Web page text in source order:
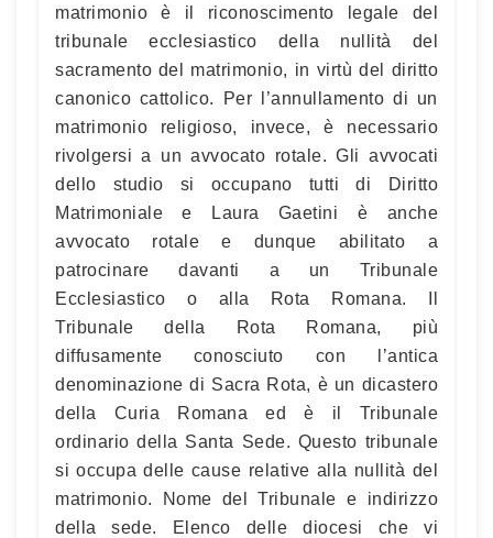
matrimonio è il riconoscimento legale del
tribunale ecclesiastico della nullità del
sacramento del matrimonio, in virtù del diritto
canonico cattolico. Per l’annullamento di un
matrimonio religioso, invece, è necessario
rivolgersi a un avvocato rotale. Gli avvocati
dello studio si occupano tutti di Diritto
Matrimoniale e Laura Gaetini è anche
avvocato rotale e dunque abilitato a
patrocinare davanti a un Tribunale
Ecclesiastico o alla Rota Romana. Il
Tribunale della Rota Romana, più
diffusamente conosciuto con l’antica
denominazione di Sacra Rota, è un dicastero
della Curia Romana ed è il Tribunale
ordinario della Santa Sede. Questo tribunale
si occupa delle cause relative alla nullità del
matrimonio. Nome del Tribunale e indirizzo
della sede. Elenco delle diocesi che vi